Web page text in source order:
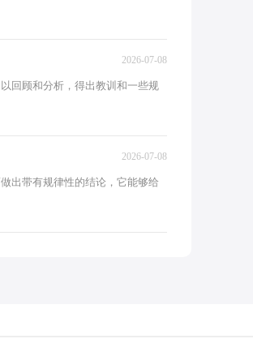
2026-07-08
回顾和分析，得出教训和一些规
2026-07-08
出带有规律性的结论，它能够给